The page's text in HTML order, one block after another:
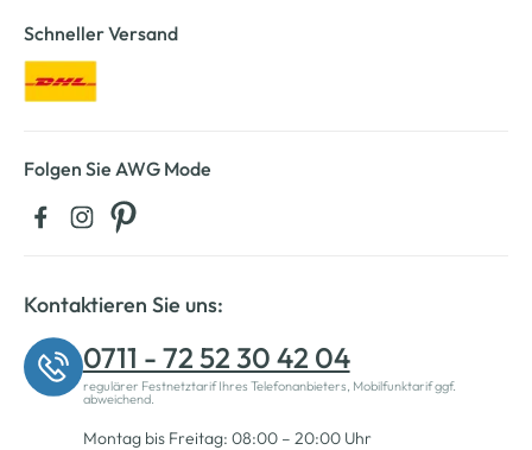
Schneller Versand
Folgen Sie AWG Mode
Kontaktieren Sie uns:
0711 - 72 52 30 42 04
regulärer Festnetztarif Ihres Telefonanbieters, Mobilfunktarif ggf.
abweichend.
Montag bis Freitag: 08:00 – 20:00 Uhr